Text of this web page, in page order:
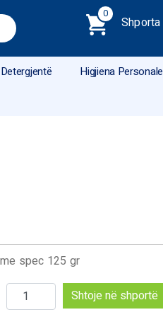
0
Shporta
Detergjentë Higjiena Personale
spec 125 gr
Sasi
Bel
Shtoje në shportë